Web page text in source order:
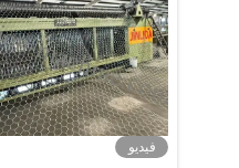
فيديو